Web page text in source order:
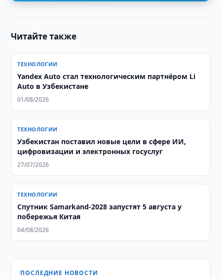
Читайте также
ТЕХНОЛОГИИ
Yandex Auto стал технологическим партнёром Li
Auto в Узбекистане
01/08/2026
ТЕХНОЛОГИИ
Узбекистан поставил новые цели в сфере ИИ,
цифровизации и электронных госуслуг
27/07/2026
ТЕХНОЛОГИИ
Спутник Samarkand-2028 запустят 5 августа у
побережья Китая
04/08/2026
ПОСЛЕДНИЕ НОВОСТИ